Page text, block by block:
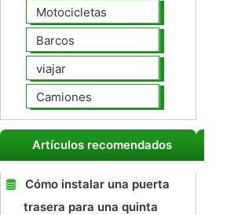
Motocicletas
Barcos
viajar
Camiones
Artículos recomendados
Cómo instalar una puerta
trasera para una quinta